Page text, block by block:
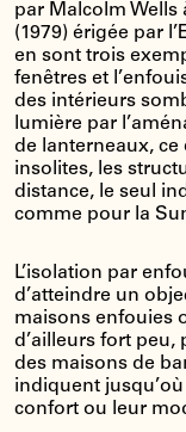
par Malcolm Wells
(1979) érigée par
en sont trois
fenêtres et
des intérieurs
lumière par
de lanterneaux, ce
insolites, les
distance, le seul
comme pour la
L’isolation par
d’atteindre un
maisons enfouies
d’ailleurs fort peu,
des maisons de
indiquent
confort ou leur